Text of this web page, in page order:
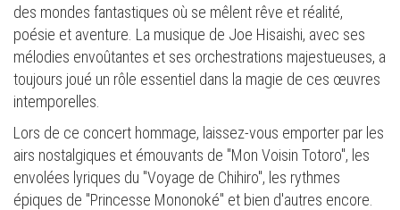
des mondes fantastiques où se mêlent rêve et réalité,
poésie et aventure. La musique de Joe Hisaishi, avec ses
mélodies envoûtantes et ses orchestrations majestueuses, a
toujours joué un rôle essentiel dans la magie de ces œuvres
intemporelles.
Lors de ce concert hommage, laissez-vous emporter par les
airs nostalgiques et émouvants de "Mon Voisin Totoro", les
envolées lyriques du "Voyage de Chihiro", les rythmes
épiques de "Princesse Mononoké" et bien d'autres encore.